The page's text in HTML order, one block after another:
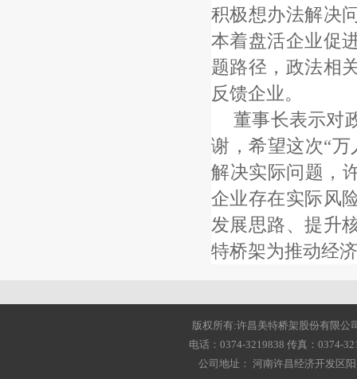
积极想办法解决
本着盘活企业促
题路径，政法相
反馈企业。
董事长表示对
谢 ，希望这次“万
解决实际问题，
企业存在实际风
发展思路、提升
特桥架为推动经
版权所有:许昌美特桥架股份有限公
电话：0374-3219838 传真：0374-
公司地址： 河南许昌经济开发区